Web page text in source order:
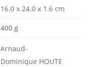
16.0 x 24.0 x 1.6 cm
400 g
Arnaud-
Dominique HOUTE